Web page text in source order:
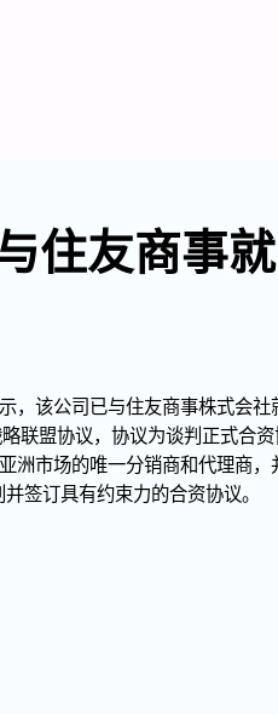
住友商事
该公司已与住友商事株式会社
联盟协议，协议为谈判正式合
洲市场的唯一分销商和代理商，
签订具有约束力的合资协议。